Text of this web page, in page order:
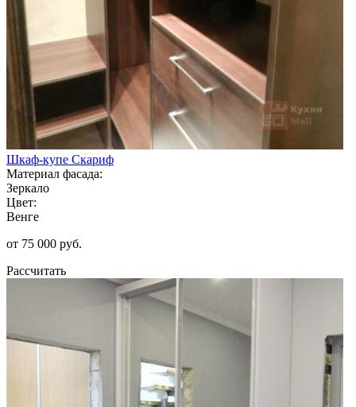
Шкаф-купе Скариф
Материал фасада:
Зеркало
Цвет:
Венге
от 75 000 руб.
Рассчитать